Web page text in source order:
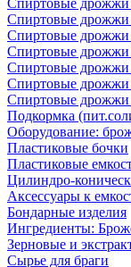
Спиртовые дрожжи
Спиртовые
Спиртовые
Спиртовые
Спиртовые
Спиртовые дрожжи
Спиртовые дрожжи
Подкормка
Оборудование:
Пластиковые бочки
Пластиковые
Цилиндро-
Аксессуары к
Бондарные изделия
Ингредиенты:
Зерновые и
Сырье для браги